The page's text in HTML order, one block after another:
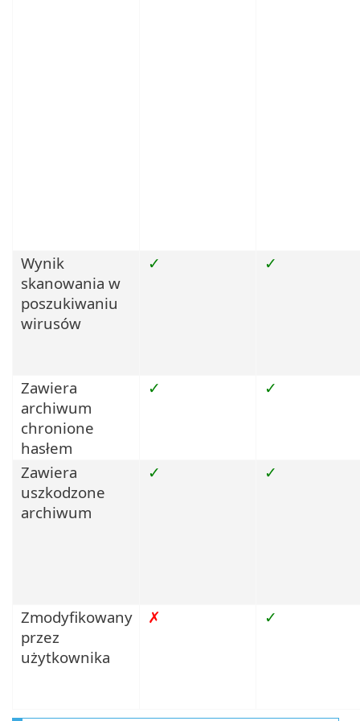
Wynik
skanowania w
poszukiwaniu
wirusów
✓ ✓
Zawiera
archiwum
chronione
hasłem
✓ ✓
Zawiera
uszkodzone
archiwum
✓ ✓
Zmodyfikowany
przez
użytkownika
✗ ✓